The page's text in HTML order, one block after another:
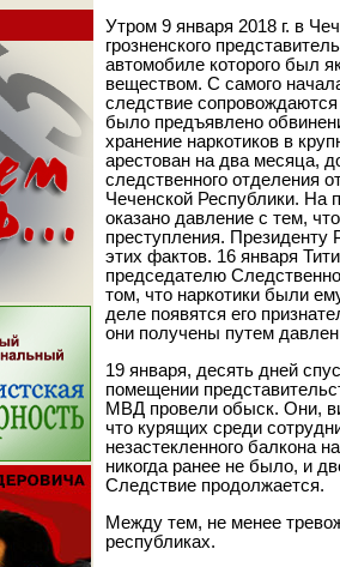
Утром 9 января 2018 г. в
грозненского
автомобиле которого был
веществом. С самого
следствие
было предъявлено
хранение наркотиков в
арестован на два месяца,
следственного отделения
Чеченской Республики. На
оказано давление с тем,
преступления.
этих фактов. 16 января
председателю
том, что наркотики были
деле появятся его
они получены путем
19 января, десять дней
помещении
МВД провели обыск. Они,
что курящих среди
незастекленного балкона
никогда ранее не было, и
Следствие продолжается.
Между тем, не менее
республиках.